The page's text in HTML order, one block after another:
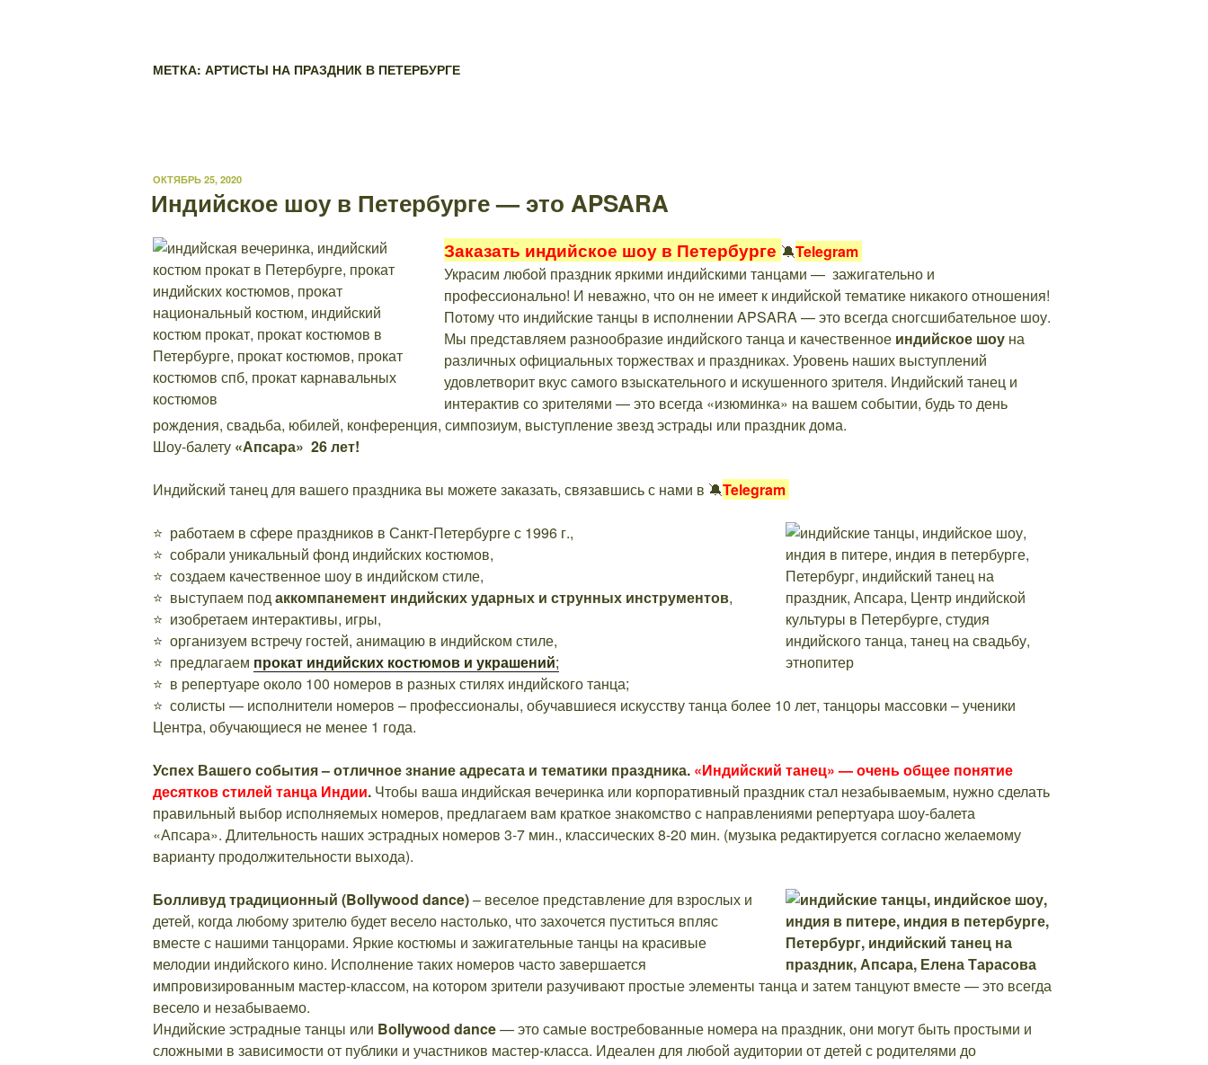
МЕТКА: АРТИСТЫ НА ПРАЗДНИК В ПЕТЕРБУРГЕ
ОПУБЛИКОВАНО
ОКТЯБРЬ 25, 2020
Индийское шоу в Петербурге — это APSARA
Заказать индийское шоу в Петербурге 🔕Telegram
Украсим любой праздник яркими индийскими танцами — зажигательно и
профессионально! И неважно, что он не имеет к индийской тематике никакого отношения!
Потому что индийские танцы в исполнении APSARA — это всегда сногсшибательное шоу.
Мы представляем разнообразие индийского танца и качественное индийское шоу на
различных официальных торжествах и праздниках. Уровень наших выступлений
удовлетворит вкус самого взыскательного и искушенного зрителя. Индийский танец и
интерактив со зрителями — это всегда «изюминка» на вашем событии, будь то день
рождения, свадьба, юбилей, конференция, симпозиум, выступление звезд эстрады или праздник дома.
Шоу-балету «Апсара» 26 лет!
Индийский танец для вашего праздника вы можете заказать, связавшись с нами в 🔕Telegram
⭐ работаем в сфере праздников в Санкт-Петербурге с 1996 г.,
⭐ собрали уникальный фонд индийских костюмов,
⭐ создаем качественное шоу в индийском стиле,
⭐ выступаем подаккомпанемент индийских ударных и струнных инструментов,
⭐ изобретаем интерактивы, игры,
⭐ организуем встречу гостей, анимацию в индийском стиле,
⭐ предлагаем прокат индийских костюмов и украшений;
⭐ в репертуаре около 100 номеров в разных стилях индийского танца;
⭐ солисты — исполнители номеров – профессионалы, обучавшиеся искусству танца более 10 лет, танцоры массовки – ученики
Центра, обучающиеся не менее 1 года.
Успех Вашего события – отличное знание адресата и тематики праздника. «Индийский танец» — очень общее понятие
десятков стилей танца Индии. Чтобы ваша индийская вечеринка или корпоративный праздник стал незабываемым, нужно сделать
правильный выбор исполняемых номеров, предлагаем вам краткое знакомство с направлениями репертуара шоу-балета
«Апсара». Длительность наших эстрадных номеров 3-7 мин., классических 8-20 мин. (музыка редактируется согласно желаемому
варианту продолжительности выхода).
Болливуд традиционный (Bollywood dance)– веселое представление для взрослых и
детей, когда любому зрителю будет весело настолько, что захочется пуститься впляс
вместе с нашими танцорами. Яркие костюмы и зажигательные танцы на красивые
мелодии индийского кино. Исполнение таких номеров часто завершается
импровизированным мастер-классом, на котором зрители разучивают простые элементы танца и затем танцуют вместе — это всегда
весело и незабываемо.
Индийские эстрадные танцы или Bollywood dance— это самые востребованные номера на праздник, они могут быть простыми и
сложными в зависимости от публики и участников мастер-класса. Идеален для любой аудитории от детей с родителями до